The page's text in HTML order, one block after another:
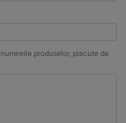
produselor, placute de